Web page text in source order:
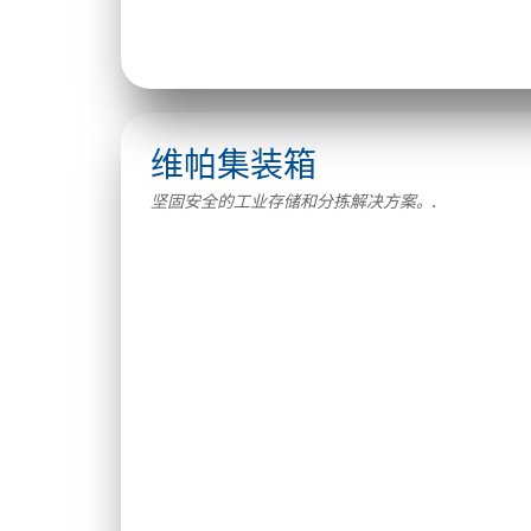
维帕集装箱
坚固安全的工业存储和分拣解决方案。.